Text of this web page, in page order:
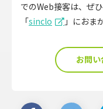
でのWeb接客は、ぜ
「sinclo 」におま
お問